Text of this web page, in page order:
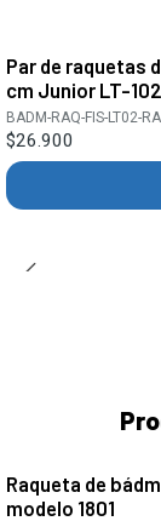
Par de raquetas
cm Junior LT-102
BADM-RAQ-FIS-LT02-
$26.900
Raqueta de
modelo 1801